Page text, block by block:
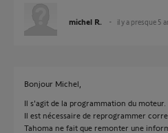
michel R. il y a presque 5
Bonjour Michel,
Il s'agit de la programmation du moteur.
Il est nécessaire de reprogrammer
Tahoma ne fait que remonter une